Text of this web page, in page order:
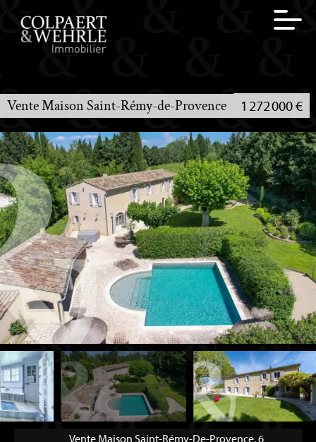
Vente Maison Saint-Rémy-de-Provence 1 272 000 €
Vente Maison Saint-Rémy-De-Provence, 6